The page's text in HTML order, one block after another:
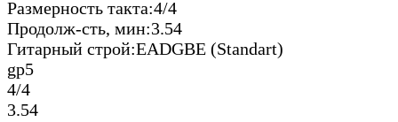
Размерность такта:4/4
Продолж-сть, мин:3.54
Гитарный строй:EADGBE (Standart)
gp5
4/4
3.54